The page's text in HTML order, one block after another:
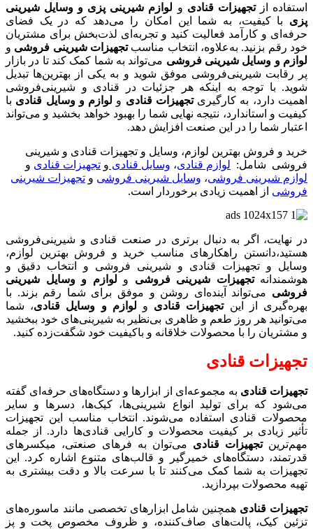
استفاده ازتجهیزات قنادی و لوازم شیرینی پزی و وسایل شیرینی
پزی با کیفیت، به شما این امکان را می‌دهد که در یک فضای
حرفه‌ای و کارآمد فعالیت کنید و تجربه‌ای لذت‌بخش برای مشتریان
خود رقم بزنید. به‌علاوه، انتخاب مناسبتجهیزات شیرینی‌ فروشی و
لوازم و وسایل شیرینی فروشی می‌تواند به شما کمک کند تا در بازار
پر رقابت شیرینی‌فروشی موفق شوید و به یکی از بهترین‌ها تبدیل
شوید. با توجه به اینکه هر جزئیات در قنادی و شیرینی‌فروشی
اهمیت دارد، به کارگیریتجهیزات قنادی و لوازم و وسایل قنادی با
کیفیت و استاندارد، نتیجه نهایی شما را بهبود خواهد بخشید و می‌تواند
اعتبار شما را در این صنعت افزایش دهد.
خرید و فروش بهترین لوازم، وسایل و تجهیزات قنادی و شیرینی
فروشی شامل: لوازم قنادی، وسایل قنادی و تجهیزات قنادی و
لوازم شیرینی فروشی، وسایل شیرینی فروشی و تجهیزات شیرینی
فروشی از اهمیت زیادی برخوردار است.
در نهایت، اگر به دنبال برتری در صنعت قنادی و شیرینی‌فروشی
هستید،دانستن راهکارهای مناسب خرید و فروش بهترین لوازم،
وسایل و تجهیزات قنادی و شیرینی فروشی و انتخاب دقیق و
هوشمندانهتجهیزات شیرینی‌ فروشی و لوازم و وسایل شیرینی‌
فروشی می‌تواند آینده‌ای روشن و موفق برای شما رقم بزند. با
بهره‌گیری از اینتجهیزات قنادی و لوازم و وسایل قنادی، شما
می‌توانید هر روز طعم و ظاهری بی‌نظیر به شیرینی‌های خود ببخشید
و مشتریان را با محصولات خلاقانه و باکیفیت خود شگفت‌زده کنید.
تجهیزات قنادی
تجهیزات قنادی به مجموعه‌ای از ابزارها و دستگاه‌های حرفه‌ای گفته
می‌شود که برای تولید انواع شیرینی‌ها، کیک‌ها، دسرها و سایر
محصولات قنادی استفاده می‌شوند. انتخاب مناسب این تجهیزات
تأثیر زیادی بر کیفیت محصولات و کارایی قنادی‌ها دارد. از جمله
مهم‌ترینتجهیزات قنادی می‌توان به فرهای صنعتی، میکسرهای
قدرتمند، دستگاه‌های خمیرگیر و قالب‌های متنوع اشاره کرد. این
تجهیزات به شما کمک می‌کنند تا با سرعت بالا و دقت بیشتری به
تهیه محصولات بپردازید.
تجهیزات قنادی همچنین شامل ابزارهای تخصصی مانند ماسوره‌های
تزئین کیک، پالت‌های صاف‌کننده، و ظروف مخصوص پخت و پز